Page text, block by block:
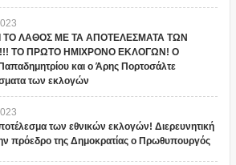
ΤΟ ΛΑΘΟΣ ΜΕ ΤΑ ΑΠΟΤΕΛΕΣΜΑΤΑ ΤΩΝ
ΤΟ ΠΡΩΤΟ ΗΜΙΧΡΟΝΟ ΕΚΛΟΓΩΝ! Ο
και ο Άρης Πορτοσάλτε
των εκλογών
των εθνικών εκλογών! Διερευνητική
πρόεδρο της Δημοκρατίας ο Πρωθυπουργός